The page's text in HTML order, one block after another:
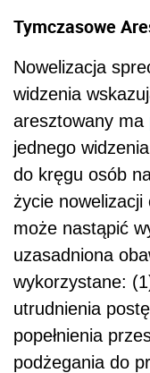
Tymczasowe
Nowelizacja
widzenia
aresztowany ma
jednego
do kręgu osób
życie
może nastąpić
uzasadniona
wykorzystane:
utrudnienia
popełnienia
podżegania do